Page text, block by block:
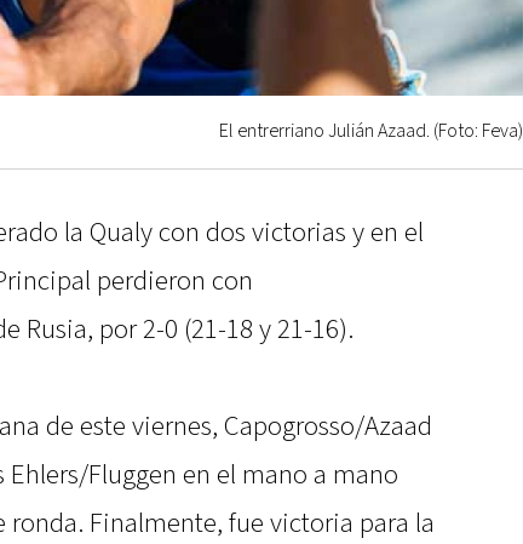
El entrerriano Julián Azaad. (Foto: Feva)
la Qualy con dos victorias y en el
perdieron con
Rusia, por 2-0 (21-18 y 21-16).
de este viernes, Capogrosso/Azaad
Fluggen en el mano a mano
Finalmente, fue victoria para la